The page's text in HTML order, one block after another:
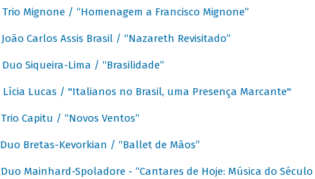
Trio Mignone / “Homenagem a Francisco Mignone”
João Carlos Assis Brasil / “Nazareth Revisitado”
Duo Siqueira-Lima / “Brasilidade”
Lícia Lucas / "Italianos no Brasil, uma Presença Marcante"
Trio Capitu / “Novos Ventos”
Duo Bretas-Kevorkian / “Ballet de Mãos”
Duo Mainhard-Spoladore - “Cantares de Hoje: Música do Século